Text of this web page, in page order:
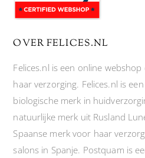
OVER FELICES.NL
Felices.nl is een online
haar verzorging. Felices.nl is
biologische merk in
natuurlijke merk uit Rusland
Spaanse merk voor haar
salons in Spanje. Postquam is